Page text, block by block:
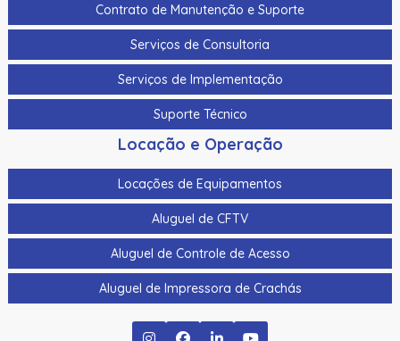
Contrato de Manutenção e Suporte
Serviços de Consultoria
Serviços de Implementação
Suporte Técnico
Locação e Operação
Locações de Equipamentos
Aluguel de CFTV
Aluguel de Controle de Acesso
Aluguel de Impressora de Crachás